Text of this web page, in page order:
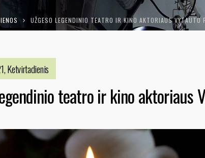
UŽGESO LEGENDINIO TEATRO IR KINO AKTORIAUS VYTAUTO
Ketvirtadienis
teatro ir kino aktoriaus